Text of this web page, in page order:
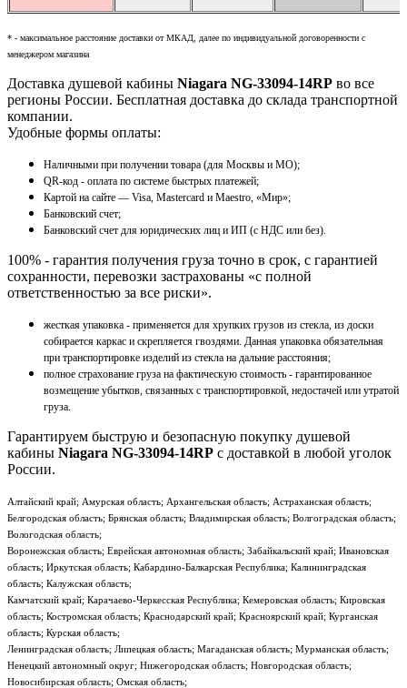
* - максимальное расстояние доставки от МКАД, далее по индивидуальной договоренности с
менеджером магазина
Доставка душевой кабины Niagara NG-33094-14RP во все
регионы России. Бесплатная доставка до склада транспортной
компании.
Удобные формы оплаты:
Наличными при получении товара (для Москвы и МО);
QR-код - оплата по системе быстрых платежей;
Картой на сайте — Visa, Mastercard и Maestro, «Мир»;
Банковский счет;
Банковский счет для юридических лиц и ИП (с НДС или без).
100% - гарантия получения груза точно в срок, с гарантией
сохранности, перевозки застрахованы «с полной
ответственностью за все риски».
жесткая упаковка - применяется для хрупких грузов из стекла, из доски
собирается каркас и скрепляется гвоздями. Данная упаковка обязательная
при транспортировке изделий из стекла на дальние расстояния;
полное страхование груза на фактическую стоимость - гарантированное
возмещение убытков, связанных с транспортировкой, недостачей или утратой
груза.
Гарантируем быструю и безопасную покупку душевой
кабины Niagara NG-33094-14RP с доставкой в любой уголок
России.
Алтайский край; Амурская область; Архангельская область; Астраханская область;
Белгородская область; Брянская область; Владимирская область; Волгоградская область;
Вологодская область;
Воронежская область; Еврейская автономная область; Забайкальский край; Ивановская
область; Иркутская область; Кабардино-Балкарская Республика; Калининградская
область; Калужская область;
Камчатский край; Карачаево-Черкесская Республика; Кемеровская область; Кировская
область; Костромская область; Краснодарский край; Красноярский край; Курганская
область; Курская область;
Ленинградская область; Липецкая область; Магаданская область; Мурманская область;
Ненецкий автономный округ; Нижегородская область; Новгородская область;
Новосибирская область; Омская область;